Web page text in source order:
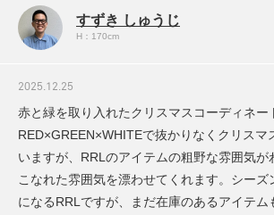
すずき しゅうじ
H：170cm
2025.12.25
赤と緑を取り入れたクリスマスコーディネー
RED×GREEN×WHITEで抜かりなくクリスマ
いますが、RRLのアイテムの粗野な雰囲気が
こなれた雰囲気を漂わせてくれます。シーズ
になるRRLですが、まだ在庫のあるアイテム